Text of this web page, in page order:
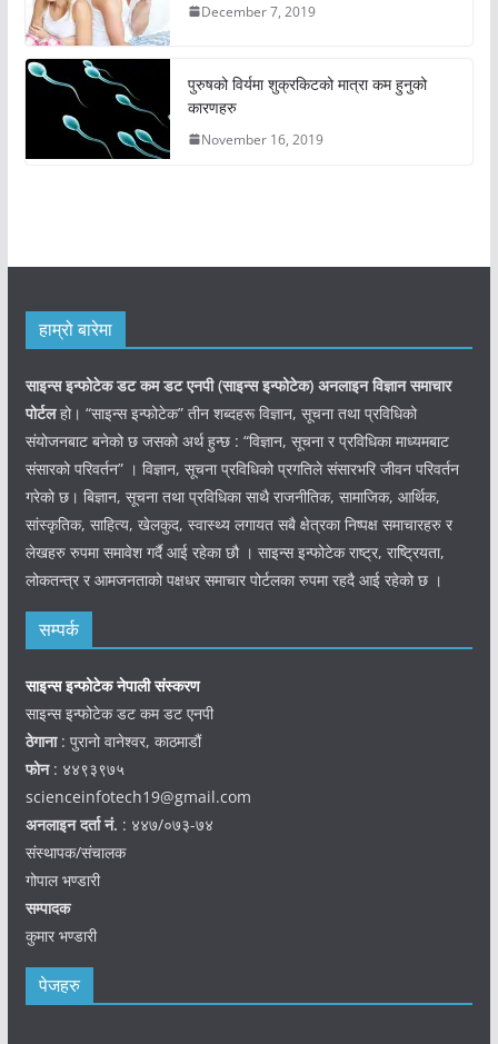
December 7, 2019
पुरुषको विर्यमा शुक्रकिटको मात्रा कम हुनुको
कारणहरु
November 16, 2019
हाम्रो बारेमा
साइन्स इन्फोटेक डट कम डट एनपी (साइन्सइन्फोटेक) अनलाइन विज्ञान समाचार
पोर्टलहो। “साइन्स इन्फोटेक” तीन शब्दहरू विज्ञान, सूचना तथा प्रविधिको
संयोजनबाट बनेको छ जसको अर्थ हुन्छ : “विज्ञान, सूचना र प्रविधिका माध्यमबाट
संसारको परिवर्तन” । विज्ञान, सूचना प्रविधिको प्रगतिले संसारभरि जीवन परिवर्तन
गरेको छ। बिज्ञान, सूचना तथा प्रविधिका साथै राजनीतिक, सामाजिक, आर्थिक,
सांस्कृतिक, साहित्य, खेलकुद, स्वास्थ्य लगायत सबै क्षेत्रका निष्पक्ष समाचारहरु र
लेखहरु रुपमा समावेश गर्दै आई रहेका छौ । साइन्स इन्फोटेक राष्ट्र, राष्ट्रियता,
लोकतन्त्र र आमजनताको पक्षधर समाचार पोर्टलका रुपमा रहदै आई रहेको छ ।
सम्पर्क
साइन्स इन्फोटेक नेपाली संस्करण
साइन्स इन्फोटेक डट कम डट एनपी
ठेगाना: पुरानो वानेश्वर, काठमाडौं
फोन: ४४९३९७५
scienceinfotech19@gmail.com
अनलाइन दर्ता नं. : ४४७/०७३-७४
संस्थापक/संचालक
गोपाल भण्डारी
सम्पादक
कुमार भण्डारी
पेजहरु